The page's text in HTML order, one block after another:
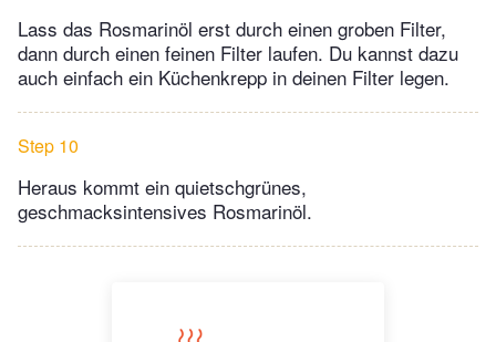
Lass das Rosmarinöl erst durch einen groben Filter,
dann durch einen feinen Filter laufen. Du kannst dazu
auch einfach ein Küchenkrepp in deinen Filter legen.
Step 10
Heraus kommt ein quietschgrünes,
geschmacksintensives Rosmarinöl.